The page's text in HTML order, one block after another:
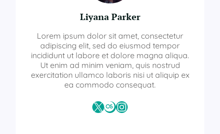
Liyana Parker
Lorem ipsum dolor sit amet, consectetur
adipiscing elit, sed do eiusmod tempor
incididunt ut labore et dolore magna aliqua.
Ut enim ad minim veniam, quis nostrud
exercitation ullamco laboris nisi ut aliquip ex
ea commodo consequat.
X Last.fmInstagram